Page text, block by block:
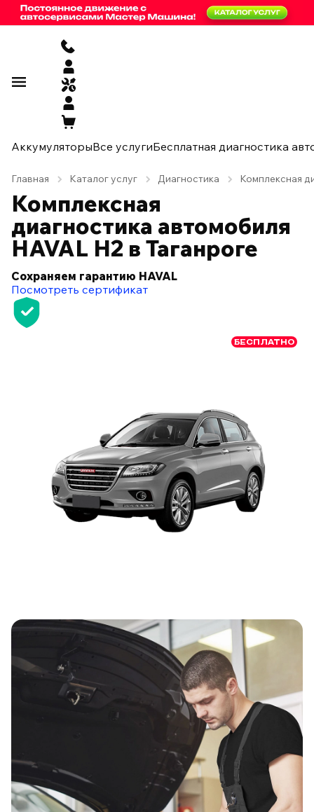
АккумуляторыВсе услугиБесплатная диагностика
Главная Каталог услуг Диагностика Комплексная
Комплексная
диагностика автомобиля
HAVAL H2 в Таганроге
Сохраняем гарантию HAVAL
Посмотреть сертификат
БЕСПЛАТНО